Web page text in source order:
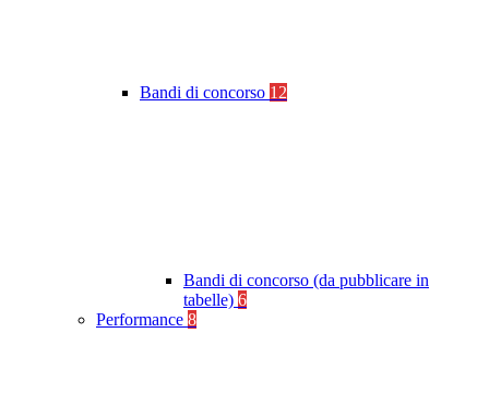
Bandi di concorso 12
Bandi di concorso (da pubblicare in
tabelle) 6
Performance 8